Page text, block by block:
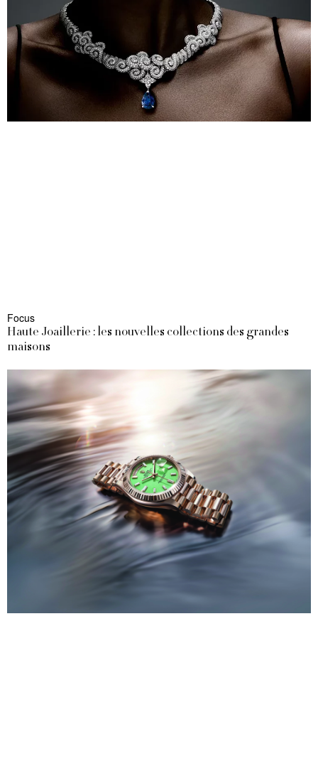
Focus
Haute Joaillerie : les nouvelles collections des grandes
maisons